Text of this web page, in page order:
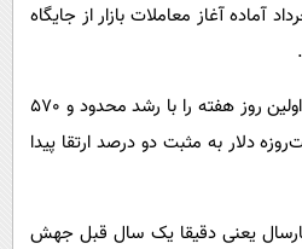
فناوری و It
اخبار کریپتو
قرآن
سرگرمی
باشگاه مغز
فیلم
اقتصاد
سیاست
ایران 2
داستان کوتاه
دلار امروز یکشنبه 17 خرداد آماده آغاز معاملات بازار از جایگاه
به گزارش فرارو، نرخ دلار آزاد اولین روز هفته را با رشد محدود و 570
دلار به مثبت دو درصد ارتقا پیدا
از 17 خرداد پارسال یعنی دقیقا یک سال قبل جهش